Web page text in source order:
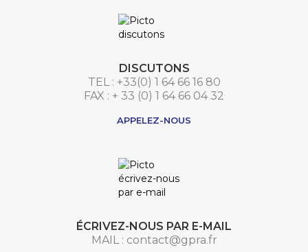
DISCUTONS
TEL : +33(0) 1 64 66 16 80
FAX : + 33 (0) 1 64 66 04 32
APPELEZ-NOUS
ÉCRIVEZ-NOUS PAR E-MAIL
MAIL : contact@gpra.fr